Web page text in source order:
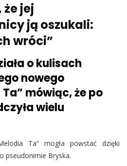
że jej
ją oszukali:
wróci”
o kulisach
nowego
mówiąc, że po
wielu
Ta” mogła powstać dzięki
pseudonimie Bryska.